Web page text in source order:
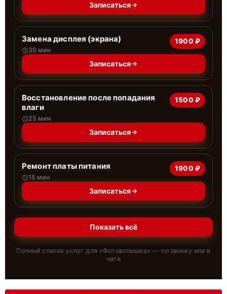
Записаться
Замена дисплея (экрана)
30 мин
1900 ₽
Записаться
Восстановление после попадания
влаги
25 мин
1500 ₽
Записаться
Ремонт платы питания
15 мин
1900 ₽
Записаться
Показать всё
Полный список услуг для «Фотовспышка» — по звонку или в
чате